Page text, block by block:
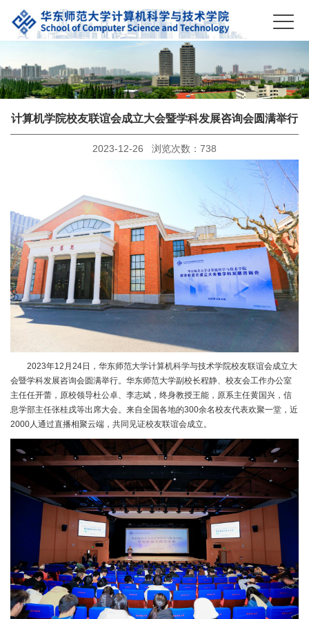
计算机学院校友联谊会成立大会暨学科发展咨询会圆满举行
2023-12-26 浏览次数： 738
2023年12月24日，华东师范大学计算机科学与技术学院校友联谊会成立大
会暨学科发展咨询会圆满举行。华东师范大学副校长程静、校友会工作办公室
主任任开蕾，原校领导杜公卓、李志斌，终身教授王能，原系主任黄国兴，信
息学部主任张桂戌等出席大会。来自全国各地的300余名校友代表欢聚一堂，近
2000人通过直播相聚云端，共同见证校友联谊会成立。